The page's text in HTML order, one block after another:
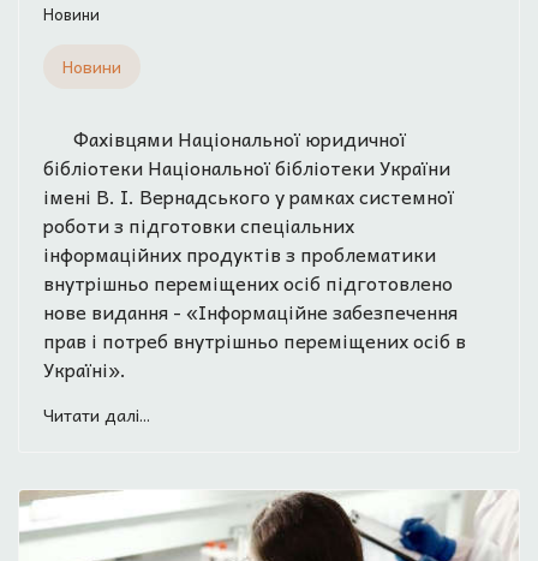
Новини
Новини
Фахівцями Національної юридичної
бібліотеки Національної бібліотеки України
імені В. І. Вернадського у рамках системної
роботи з підготовки спеціальних
інформаційних продуктів з проблематики
внутрішньо переміщених осіб підготовлено
нове видання - «Інформаційне забезпечення
прав і потреб внутрішньо переміщених осіб в
Україні».
Читати далі...